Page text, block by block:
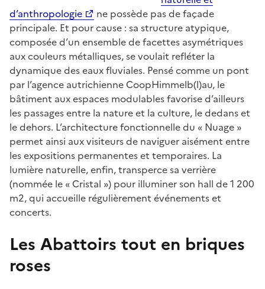
d’anthropologie
ne possède pas de façade
principale. Et pour cause : sa structure atypique,
composée d’un ensemble de facettes asymétriques
aux couleurs métalliques, se voulait refléter la
dynamique des eaux fluviales. Pensé comme un pont
par l’agence autrichienne CoopHimmelb(l)au, le
bâtiment aux espaces modulables favorise d’ailleurs
les passages entre la nature et la culture, le dedans et
le dehors. L’architecture fonctionnelle du « Nuage »
permet ainsi aux visiteurs de naviguer aisément entre
les expositions permanentes et temporaires. La
lumière naturelle, enfin, transperce sa verrière
(nommée le « Cristal ») pour illuminer son hall de 1 200
m2, qui accueille régulièrement événements et
concerts.
Les Abattoirs tout en briques
roses